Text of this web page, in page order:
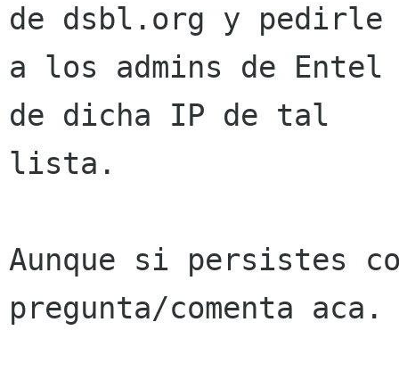
de dsbl.org y pedirle
a los admins de
de dicha IP de tal
lista.
Aunque si persistes
pregunta/comenta aca.